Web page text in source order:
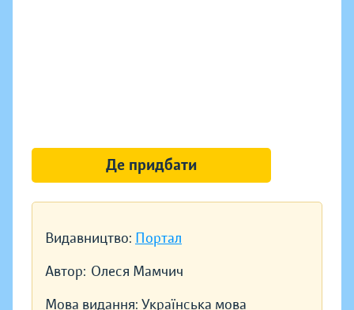
Видавництво: Портал
Автор: Олеся Мамчич
Мова видання: Українська мова
Де придбати